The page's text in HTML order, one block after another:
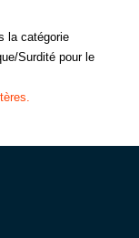
la catégorie
Surdité pour le